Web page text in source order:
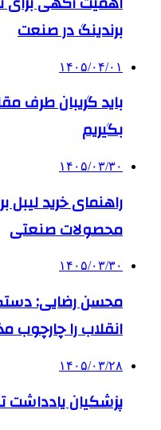
برندینگ در صنعت
۱۴۰۵/۰۴/۰۱
باید گریبان طرف
بگیریم
۱۴۰۵/۰۳/۳۰
راهنمای خرید لیبل
محصولات صنعتی
۱۴۰۵/۰۳/۳۰
محسن رضایی:
انقلاب را چارچوب
۱۴۰۵/۰۳/۲۸
پزشکیان یادداشت